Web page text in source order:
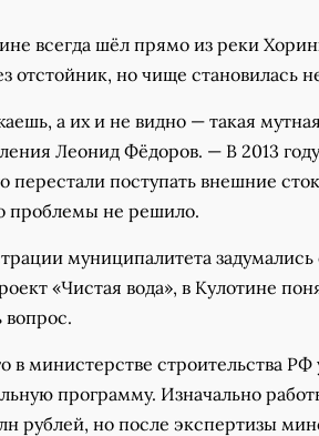
всегда шёл прямо из реки
отстойник, но чище становилась
а их и не видно — такая
Леонид Фёдоров. — В 2013
перестали поступать внешние
проблемы не решило.
муниципалитета
«Чистая вода», в Кулотине
в министерстве строительства
программу. Изначально
рублей, но после экспертизы